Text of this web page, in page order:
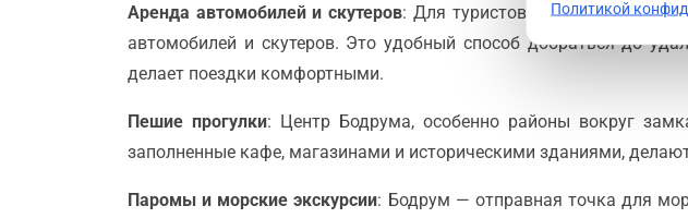
Аренда автомобилей и скутеров: Для туристов, которые хотят
автомобилей и скутеров. Это удобный способ добраться до
делает поездки комфортными.
Пешие прогулки: Центр Бодрума, особенно районы вокруг
заполненные кафе, магазинами и историческими зданиями,
Паромы и морские экскурсии: Бодрум — отправная точка для
Политикой